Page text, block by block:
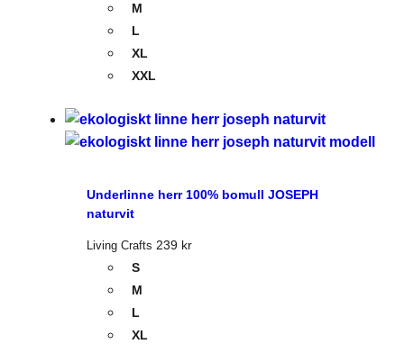
M
L
XL
XXL
Underlinne herr 100% bomull JOSEPH
naturvit
Living Crafts 239 kr
S
M
L
XL